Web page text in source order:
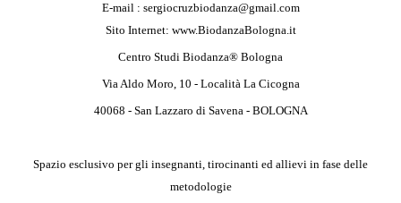
E-mail : sergiocruzbiodanza@gmail.com
Sito Internet: www.BiodanzaBologna.it
Centro Studi Biodanza® Bologna
Via Aldo Moro, 10 - Località La Cicogna
40068 - San Lazzaro di Savena - BOLOGNA
Spazio esclusivo per gli insegnanti, tirocinanti ed allievi in fase delle
metodologie